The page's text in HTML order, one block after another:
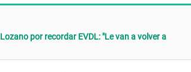
por recordar EVDL: "Le van a volver a